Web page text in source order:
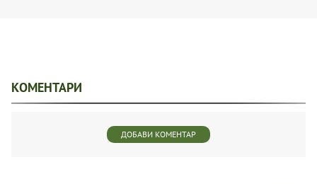
КОМЕНТАРИ
ДОБАВИ КОМЕНТАР